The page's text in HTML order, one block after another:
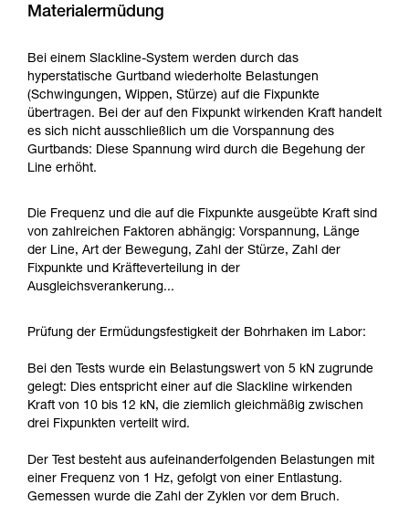
Materialermüdung
Bei einem Slackline-System werden durch das
hyperstatische Gurtband wiederholte Belastungen
(Schwingungen, Wippen, Stürze) auf die Fixpunkte
übertragen. Bei der auf den Fixpunkt wirkenden Kraft handelt
es sich nicht ausschließlich um die Vorspannung des
Gurtbands: Diese Spannung wird durch die Begehung der
Line erhöht.
Die Frequenz und die auf die Fixpunkte ausgeübte Kraft sind
von zahlreichen Faktoren abhängig: Vorspannung, Länge
der Line, Art der Bewegung, Zahl der Stürze, Zahl der
Fixpunkte und Kräfteverteilung in der
Ausgleichsverankerung...
Prüfung der Ermüdungsfestigkeit der Bohrhaken im Labor:
Bei den Tests wurde ein Belastungswert von 5 kN zugrunde
gelegt: Dies entspricht einer auf die Slackline wirkenden
Kraft von 10 bis 12 kN, die ziemlich gleichmäßig zwischen
drei Fixpunkten verteilt wird.
Der Test besteht aus aufeinanderfolgenden Belastungen mit
einer Frequenz von 1 Hz, gefolgt von einer Entlastung.
Gemessen wurde die Zahl der Zyklen vor dem Bruch.